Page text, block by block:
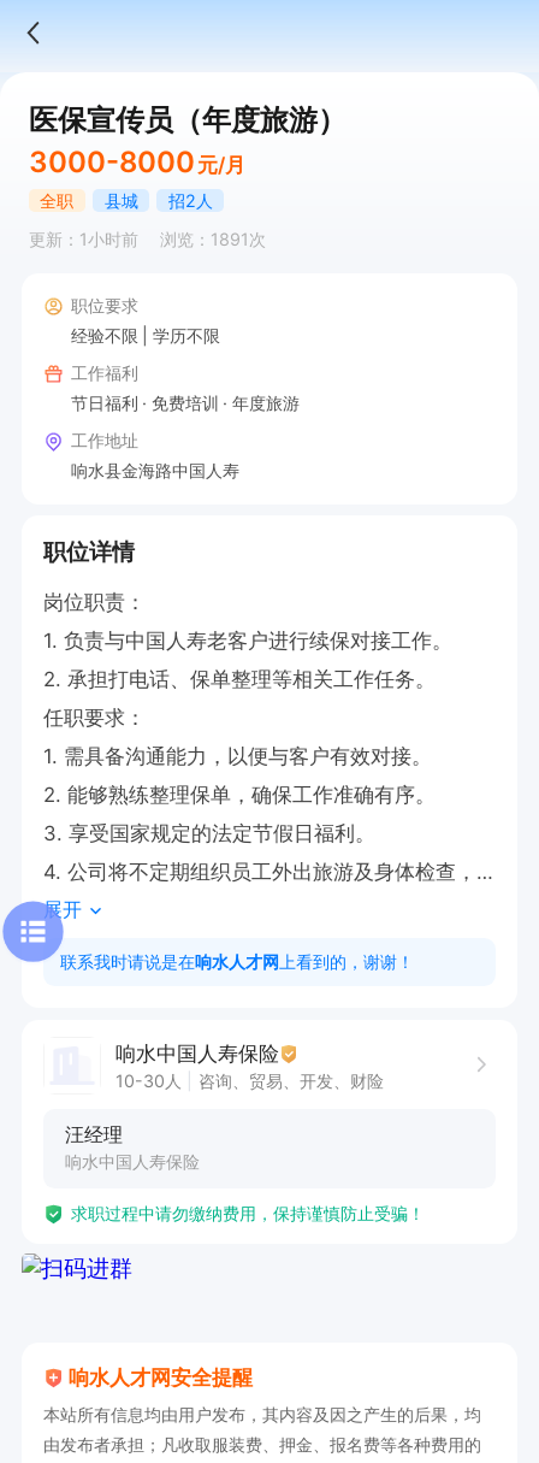
医保宣传员（年度旅游）
3000-8000 元/月
全职 县城
招2人
更新：1小时前
浏览：1891次
职位要求
经验不限
学历不限
工作福利
节日福利
免费培训
年度旅游
工作地址
响水县金海路中国人寿
职位详情
岗位职责：
1. 负责与中国人寿老客户进行续保对接工作。
2. 承担打电话、保单整理等相关工作任务。
任职要求：
1. 需具备沟通能力，以便与客户有效对接。
2. 能够熟练整理保单，确保工作准确有序。
3. 享受国家规定的法定节假日福利。
4. 公司将不定期组织员工外出旅游及身体检查，
提供免费培训机会及晋升外出学习费用。
5. 作为医保宣传员，能积极履行相关职责。
展开
联系我时请说是在响水人才网 上看到的，谢谢！
响水中国人寿保险
10-30人 咨询、贸易、开发、财险
汪经理
响水中国人寿保险
求职过程中请勿缴纳费用，保持谨慎防止受骗！
响水人才网安全提醒
本站所有信息均由用户发布，其内容及因之产生的后果，均
由发布者承担；凡收取服装费、押金、报名费等各种费用的